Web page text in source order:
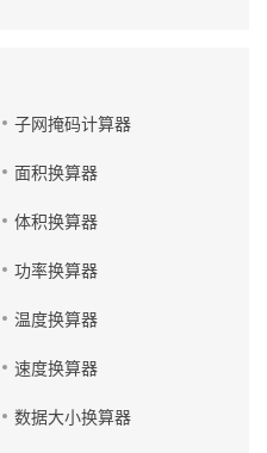
子网掩码计算器
面积换算器
体积换算器
功率换算器
温度换算器
速度换算器
数据大小换算器